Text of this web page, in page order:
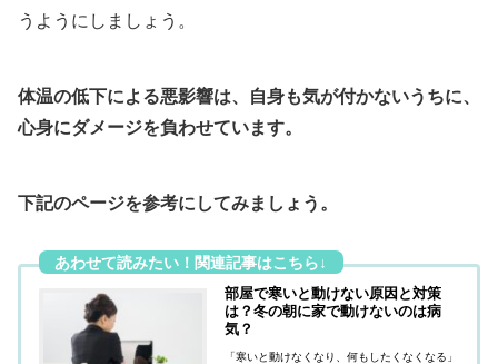
うようにしましょう。
体温の低下による悪影響は、自身も気が付かないうちに、
心身にダメージを負わせています。
下記のページを参考にしてみましょう。
部屋で寒いと動けない原因と対策
は？冬の朝に家で動けないのは病
気？
「寒いと動けなくなり、何もしたくなくなる」